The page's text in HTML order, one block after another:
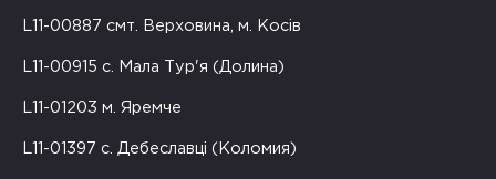
L11-00887 смт. Верховина, м. Косів
L11-00915 с. Мала Тур'я (Долина)
L11-01203 м. Яремче
L11-01397 с. Дебеславці (Коломия)